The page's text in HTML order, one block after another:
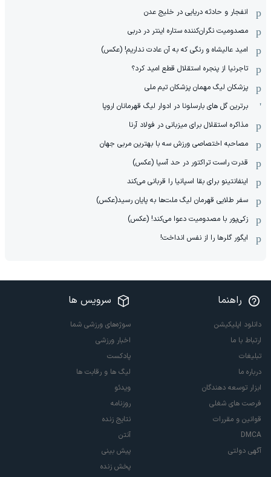
انفجار و حادثه دریایی در خلیج عدن
مصدومیت نگران‌کننده ستاره اینتر در دربی
امید عالیشاه و رنگی که به آن عادت نداریم! (عکس)
تاجرنیا از پنجره استقلال قطع امید کرد؟
پزشکان لیگ مهمان پزشکان تیم ملی
برترین گل های بارسلونا در ادوار لیگ قهرمانان اروپا
مذاکره استقلال برای میزبانی در فولاد آرنا
مصاحبه اختصاصی ورزش سه با بهترین مربی جهان
قدرت راست تراکتور در حد آسیا (عکس)
اینفانتینو برای بقا اسپانیا را قربانی می‌کند
سفر طلایی قهرمان لیگ ملت‌ها به پایان رسید(عکس)
زکی‌پور با مصدومیت دعوا می‌کند! (عکس)
ایگور گلرها را از نفس انداخت!
راهنما
دانلود اپلیکیشن
ارتباط با ما
تبلیغات
درباره ما
ابزار توسعه دهندگان
فرصت های شغلی
قوانین و مقررات
DMCA
آگهی دولتی
سرویس ها
سوژه‌های ورزشی شما
اخبار ورزشی
پادکست
لیگ ها و رقابت ها
ویدئو
روزنامه
نتایج زنده
آنتن
پیش بینی
پخش زنده